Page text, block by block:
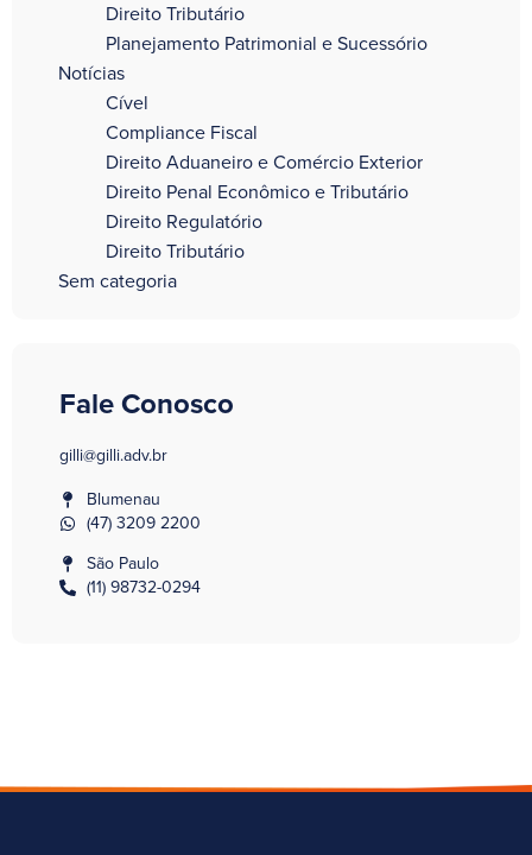
Direito Tributário
Planejamento Patrimonial e Sucessório
Notícias
Cível
Compliance Fiscal
Direito Aduaneiro e Comércio Exterior
Direito Penal Econômico e Tributário
Direito Regulatório
Direito Tributário
Sem categoria
Fale Conosco
gilli@gilli.adv.br
Blumenau
(47) 3209 2200
São Paulo
(11) 98732-0294